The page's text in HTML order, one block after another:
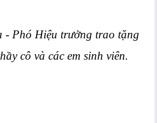
- Phó Hiệu trưởng trao tặng
cô và các em sinh viên.